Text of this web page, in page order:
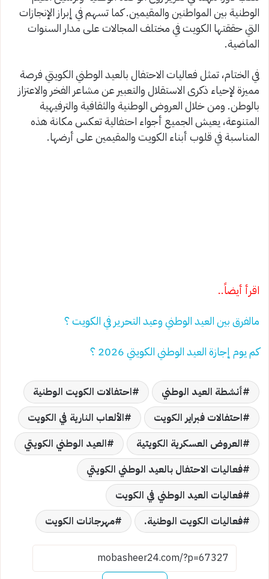
الوطنية بين المواطنين والمقيمين. كما تسهم في إبراز الإنجازات
التي حققتها الكويت في مختلف المجالات على مدار السنوات
الماضية.
في الختام، تمثل فعاليات الاحتفال بالعيد الوطني الكويتي فرصة
مميزة لإحياء ذكرى الاستقلال والتعبير عن مشاعر الفخر والاعتزاز
بالوطن. ومن خلال العروض الوطنية والثقافية والترفيهية
المتنوعة، يعيش الجميع أجواء احتفالية تعكس مكانة هذه
المناسبة في قلوب أبناء الكويت والمقيمين على أرضها.
اقرأ أيضاً..
مالفرق بين العيد الوطني وعيد التحرير في الكويت ؟
كم يوم إجازة العيد الوطني الكويتي 2026 ؟
أنشطة العيد الوطني
احتفالات الكويت الوطنية
احتفالات فبراير الكويت
الألعاب النارية في الكويت
العروض العسكرية الكويتية
العيد الوطني الكويتي
فعاليات الاحتفال بالعيد الوطني الكويتي
فعاليات العيد الوطني في الكويت
فعاليات الكويت الوطنية.
مهرجانات الكويت